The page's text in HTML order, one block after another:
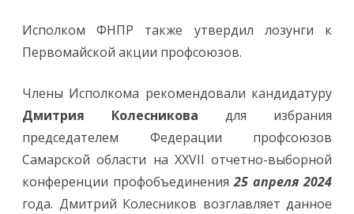
Исполком ФНПР также утвердил лозунги к
Первомайской акции профсоюзов.
Члены Исполкома рекомендовали кандидатуру
Дмитрия Колесникова для избрания
председателем Федерации профсоюзов
Cамарской области на XXVII отчетно-выборной
конференции профобъединения25 апреля 2024
года. Дмитрий Колесников возглавляет данное